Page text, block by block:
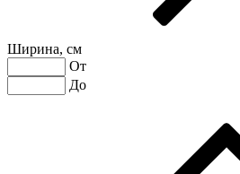
Ширина, см
От
До